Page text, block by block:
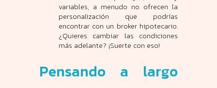
variables, a menudo no ofrecen la
personalización que podrías
encontrar con un broker hipotecario.
¿Quieres cambiar las condiciones
más adelante? ¡Suerte con eso!
Pensando a largo